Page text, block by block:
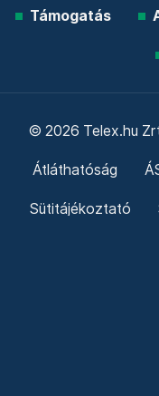
Támogatás
© 2026 Telex.hu
Átláthatóság
Sütitájékoztató